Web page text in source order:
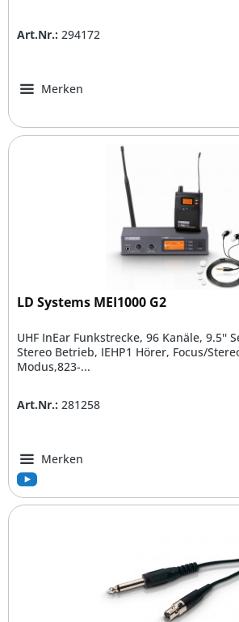
Art.Nr.: 294172
Merken
LD Systems MEI1000 G2
UHF InEar Funkstrecke, 96 Kanäle, 9.5''
Stereo Betrieb, IEHP1 Hörer, Focus/
Modus,823-...
Art.Nr.: 281258
Merken